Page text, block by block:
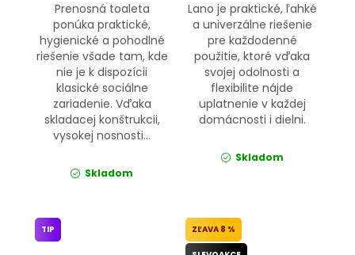
Prenosná toaleta
ponúka praktické,
hygienické a pohodlné
riešenie všade tam, kde
nie je k dispozícii
klasické sociálne
zariadenie. Vďaka
skladacej konštrukcii,
vysokej nosnosti...
Skladom
Lano je praktické, ľahké
a univerzálne riešenie
pre každodenné
použitie, ktoré vďaka
svojej odolnosti a
flexibilite nájde
uplatnenie v každej
domácnosti i dielni.
Skladom
TIP 8 %